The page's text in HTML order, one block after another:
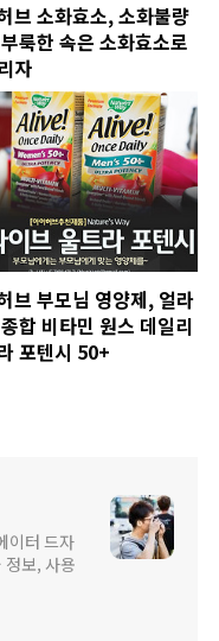
브 소화효소, 소화불량
룩한 속은 소화효소로
자
브 부모님 영양제, 얼라
합 비타민 원스 데일리
포텐시 50+
이터 드자
보, 사용